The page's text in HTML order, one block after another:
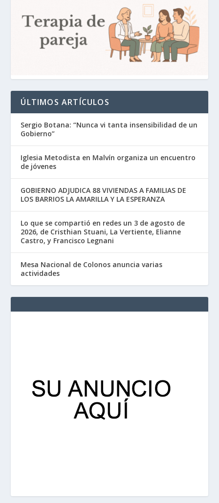
ÚLTIMOS ARTÍCULOS
Sergio Botana: “Nunca vi tanta insensibilidad de un
Gobierno”
Iglesia Metodista en Malvín organiza un encuentro
de jóvenes
GOBIERNO ADJUDICA 88 VIVIENDAS A FAMILIAS DE
LOS BARRIOS LA AMARILLA Y LA ESPERANZA
Lo que se compartió en redes un 3 de agosto de
2026, de Cristhian Stuani, La Vertiente, Elianne
Castro, y Francisco Legnani
Mesa Nacional de Colonos anuncia varias
actividades